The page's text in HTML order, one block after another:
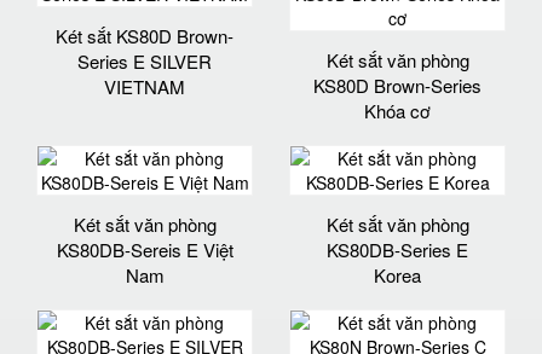
Két sắt KS80D Brown-
Series E SILVER
VIETNAM
Két sắt văn phòng
KS80D Brown-Series
Khóa cơ
Két sắt văn phòng
KS80DB-Sereis E Việt
Nam
Két sắt văn phòng
KS80DB-Series E
Korea